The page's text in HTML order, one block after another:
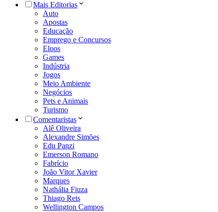
Mais Editorias
Auto
Apostas
Educação
Emprego e Concursos
Eloos
Games
Indústria
Jogos
Meio Ambiente
Negócios
Pets e Animais
Turismo
Comentaristas
Alê Oliveira
Alexandre Simões
Edu Panzi
Emerson Romano
Fabrício
João Vitor Xavier
Marques
Nathália Fiuza
Thiago Reis
Wellington Campos